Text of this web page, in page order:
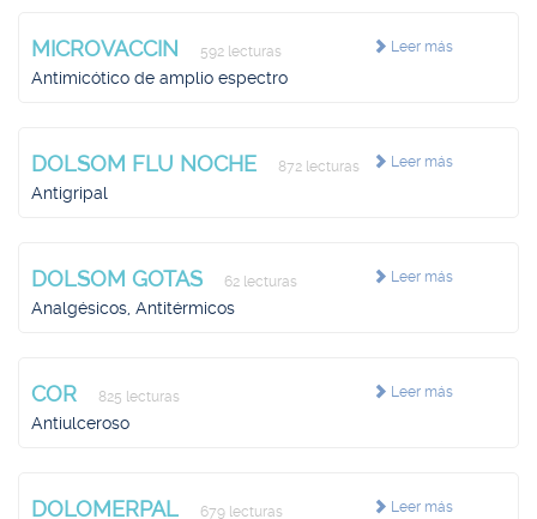
Leer más
MICROVACCIN 592 lecturas
Antimicótico de amplio espectro
Leer más
DOLSOM FLU NOCHE 872 lecturas
Antigripal
Leer más
DOLSOM GOTAS 62 lecturas
Analgésicos, Antitérmicos
Leer más
COR 825 lecturas
Antiulceroso
Leer más
DOLOMERPAL 679 lecturas